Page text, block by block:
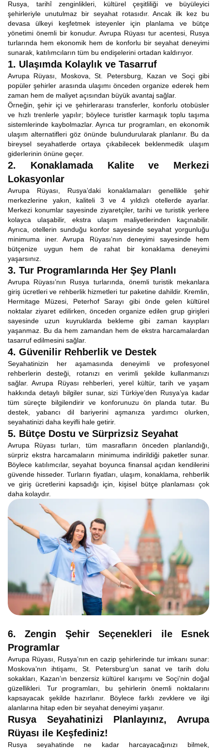
Rusya, tarihî zenginlikleri, kültürel çeşitliliği ve büyüleyici
şehirleriyle unutulmaz bir seyahat rotasıdır. Ancak ilk kez bu
devasa ülkeyi keşfetmek isteyenler için planlama ve bütçe
yönetimi önemli bir konudur. Avrupa Rüyası tur acentesi, Rusya
turlarında hem ekonomik hem de konforlu bir seyahat deneyimi
sunarak, katılımcıların tüm bu endişelerini ortadan kaldırıyor.
1. Ulaşımda Kolaylık ve Tasarruf
Avrupa Rüyası, Moskova, St. Petersburg, Kazan ve Soçi gibi
popüler şehirler arasında ulaşımı önceden organize ederek hem
zaman hem de maliyet açısından büyük avantaj sağlar.
Örneğin, şehir içi ve şehirlerarası transferler, konforlu otobüsler
ve hızlı trenlerle yapılır; böylece turistler karmaşık toplu taşıma
sistemlerinde kaybolmazlar. Ayrıca tur programları, en ekonomik
ulaşım alternatifleri göz önünde bulundurularak planlanır. Bu da
bireysel seyahatlerde ortaya çıkabilecek beklenmedik ulaşım
giderlerinin önüne geçer.
2. Konaklamada Kalite ve Merkezi
Lokasyonlar
Avrupa Rüyası, Rusya’daki konaklamaları genellikle şehir
merkezlerine yakın, kaliteli 3 ve 4 yıldızlı otellerde ayarlar.
Merkezi konumlar sayesinde ziyaretçiler, tarihi ve turistik yerlere
kolayca ulaşabilir, ekstra ulaşım maliyetlerinden kaçınabilir.
Ayrıca, otellerin sunduğu konfor sayesinde seyahat yorgunluğu
minimuma iner. Avrupa Rüyası’nın deneyimi sayesinde hem
bütçenize uygun hem de rahat bir konaklama deneyimi
yaşarsınız.
3. Tur Programlarında Her Şey Planlı
Avrupa Rüyası’nın Rusya turlarında, önemli turistik mekanlara
giriş ücretleri ve rehberlik hizmetleri tur paketine dahildir. Kremlin,
Hermitage Müzesi, Peterhof Sarayı gibi önde gelen kültürel
noktalar ziyaret edilirken, önceden organize edilen grup girişleri
sayesinde uzun kuyruklarda bekleme gibi zaman kayıpları
yaşanmaz. Bu da hem zamandan hem de ekstra harcamalardan
tasarruf edilmesini sağlar.
4. Güvenilir Rehberlik ve Destek
Seyahatinizin her aşamasında deneyimli ve profesyonel
rehberlerin desteği, rotanızı en verimli şekilde kullanmanızı
sağlar. Avrupa Rüyası rehberleri, yerel kültür, tarih ve yaşam
hakkında detaylı bilgiler sunar, sizi Türkiye’den Rusya’ya kadar
tüm süreçte bilgilendirir ve konforunuzu ön planda tutar. Bu
destek, yabancı dil bariyerini aşmanıza yardımcı olurken,
seyahatinizi daha keyifli hale getirir.
5. Bütçe Dostu ve Sürprizsiz Seyahat
Avrupa Rüyası turları, tüm masrafların önceden planlandığı,
sürpriz ekstra harcamaların minimuma indirildiği paketler sunar.
Böylece katılımcılar, seyahat boyunca finansal açıdan kendilerini
güvende hisseder. Turların fiyatları, ulaşım, konaklama, rehberlik
ve giriş ücretlerini kapsadığı için, kişisel bütçe planlaması çok
daha kolaydır.
6. Zengin Şehir Seçenekleri ile Esnek
Programlar
Avrupa Rüyası, Rusya’nın en cazip şehirlerinde tur imkanı sunar:
Moskova’nın ihtişamı, St. Petersburg’un sanat ve tarih dolu
sokakları, Kazan’ın benzersiz kültürel karışımı ve Soçi’nin doğal
güzellikleri. Tur programları, bu şehirlerin önemli noktalarını
kapsayacak şekilde hazırlanır. Böylece farklı zevklere ve ilgi
alanlarına hitap eden bir seyahat deneyimi yaşanır.
Rusya Seyahatinizi Planlayınız, Avrupa
Rüyası ile Keşfediniz!
Rusya seyahatinde ne kadar harcayacağınızı bilmek,